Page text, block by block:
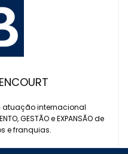
atuação internacional
GESTÃO e EXPANSÃO de
e franquias.